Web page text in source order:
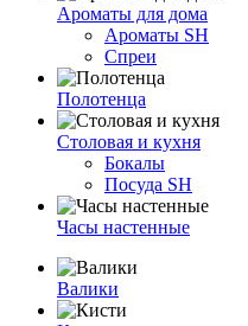
Ароматы для дома
Ароматы SH
Спреи
Полотенца
Столовая и кухня
Бокалы
Посуда SH
Часы настенные
Валики